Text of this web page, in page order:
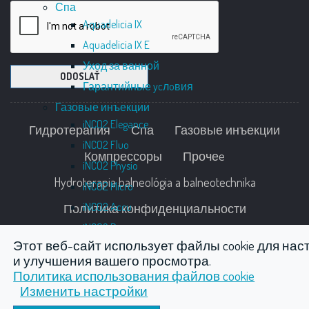
Спа
Aquadelicia IX
Aquadelicia IX E
Уход за ванной
Гарантийные ycлoвия
Газовые инъекции
iNCO2 Elegance
iNCO2 Fluo
iNCO2 Physio
iNCO2 Micro
iNCO2 Accu
iNCO2 Derma
Гарантийные ycлoвия
Компрессоры
Стоматологические компрессоры
DK 50
ODOSLAŤ
Гидротерапия Спа
Газовые инъекции
Компрессоры
Прочеe
Hydroterapia balneológia a balneotechnika
Политика конфиденциальности
Copyright © 2026 MEDEXIM, spol. s r.o.
Этот веб-сайт использует файлы cookie для
и улучшения вашего просмотра.
Политика использования файлов cookie
Изменить настройки